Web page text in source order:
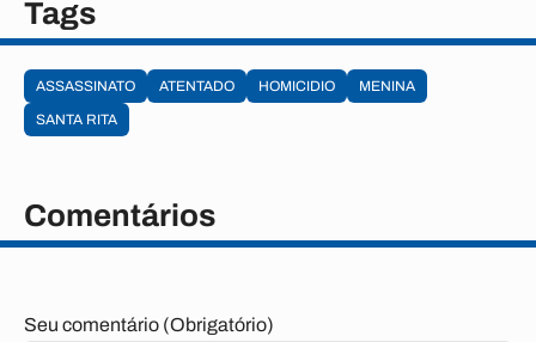
Tags
ASSASSINATO ATENTADO HOMICIDIO
MENINA
SANTA RITA
Comentários
Seu comentário (Obrigatório)